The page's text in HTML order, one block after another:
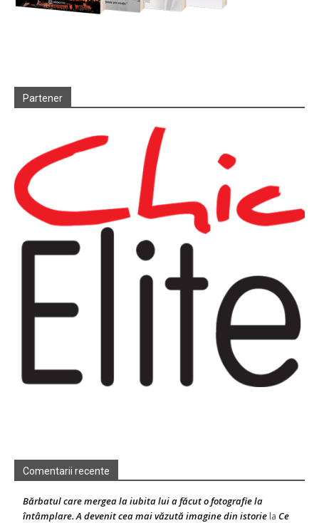
Partener
Comentarii recente
Bărbatul care mergea la iubita lui a făcut o fotografie la
întâmplare. A devenit cea mai văzută imagine din istorie la Ce